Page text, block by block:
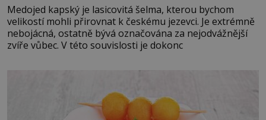
Medojed kapský je lasicovitá šelma, kterou bychom
velikostí mohli přirovnat k českému jezevci. Je extrémně
nebojácná, ostatně bývá označována za nejodvážnější
zvíře vůbec. V této souvislosti je dokonc